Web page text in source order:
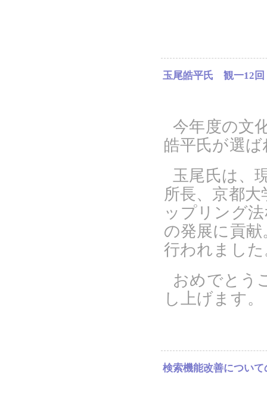
玉尾皓平氏 観一12回
今年度の文
皓平氏が選
玉尾氏は、
所長、京都
ップリング
の発展に貢
行われました
おめでとう
し上げます。
検索機能改善について